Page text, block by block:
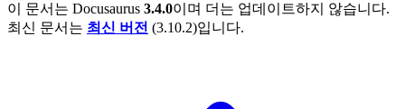
이 문서는 Docusaurus 3.4.0이며 더는 업데이트하지 않습니다.
최신 문서는 최신 버전 (3.10.2)입니다.